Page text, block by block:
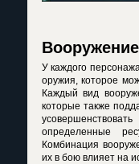
Вооружение
У каждого
оружия, которое
Каждый вид
которые также
определенные
Комбинация
их в бою влияет на